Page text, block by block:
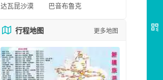
达瓦昆沙漠
巴音布鲁克
行程地图 更多地图